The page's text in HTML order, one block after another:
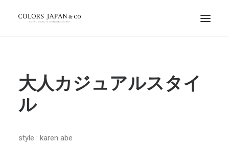
大人カジュアルスタイ
ル
style : karen abe